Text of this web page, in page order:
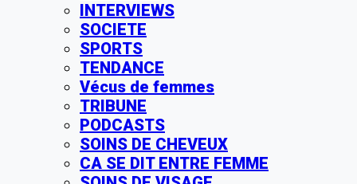
INTERVIEWS
SOCIETE
SPORTS
TENDANCE
Vécus de femmes
TRIBUNE
PODCASTS
SOINS DE CHEVEUX
CA SE DIT ENTRE FEMME